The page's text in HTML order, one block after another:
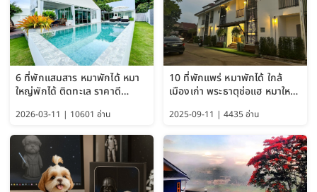
6 ที่พักแสมสาร หมาพักได้ หมา
ใหญ่พักได้ ติดทะเล ราคาดี
2026-03-11 | 10601 อ่าน
10 ที่พักแพร่ หมาพักได้ ใกล้
เมืองเก่า พระธาตุช่อแฮ หมาใหญ่
2025-09-11 | 4435 อ่าน